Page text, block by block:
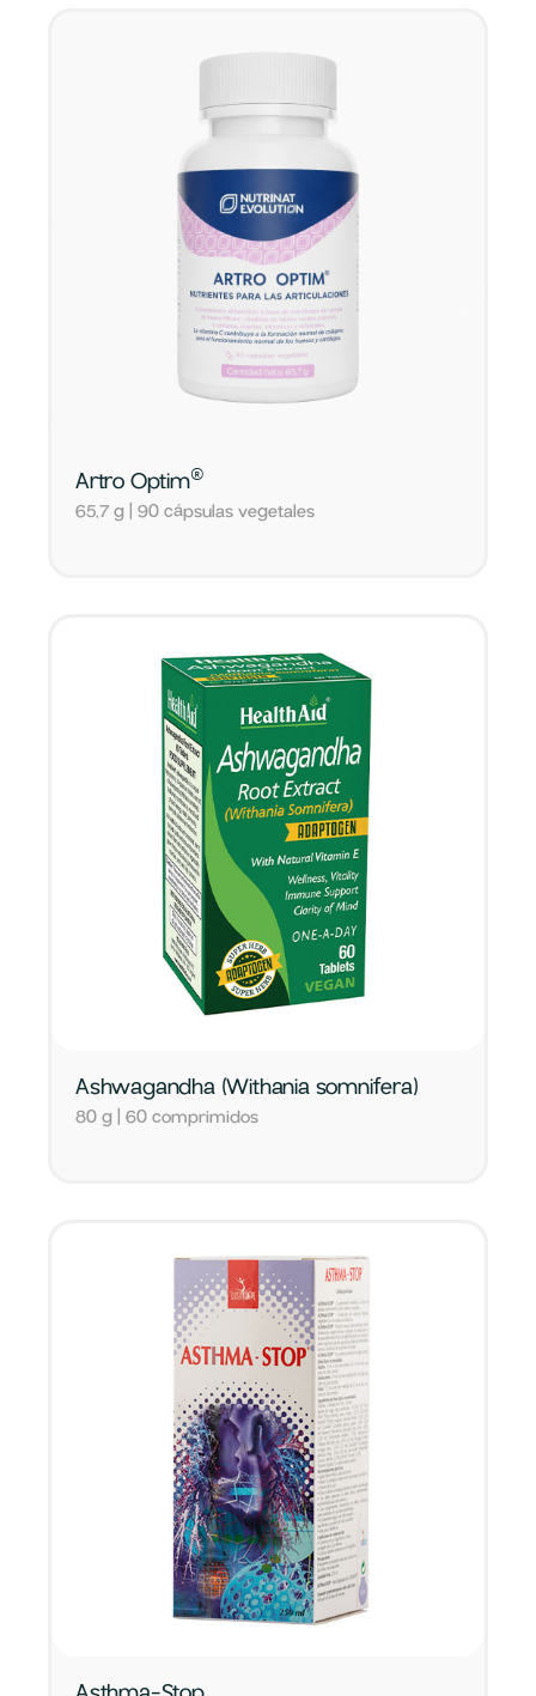
Artro Optim®
65,7 g | 90 cápsulas vegetales
Ashwagandha (Withania somnifera)
80 g | 60 comprimidos